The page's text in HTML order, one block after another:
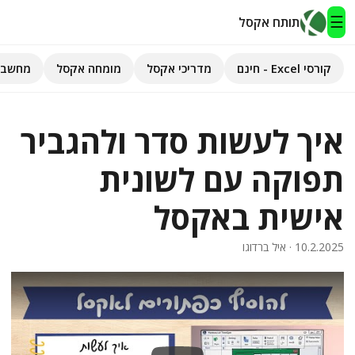
☰ תותח אקסל
קורסי Excel - חינם
מדריכי אקסל
השירותים שלנו
מחשבוני אקסל
פיתוח אפליקציות
חיפוש
קורסי Excel - חינם מדריכי אקסל מומחה אקסל
איך לעשות סדר ולהגביר
תפוקה עם לשונית
אישית באקסל
10.2.2025 · איל ברדוגו